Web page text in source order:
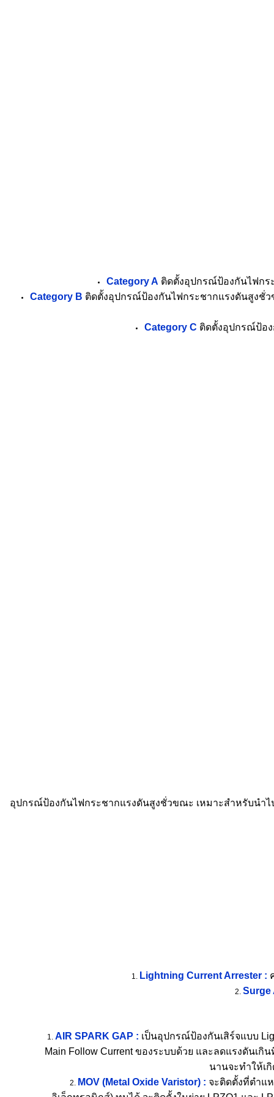
Category A ติดตั้งอุปกรณ์ป้องกันไฟกร
Category B ติดตั้งอุปกรณ์ป้องกันไฟกระชากแรงดันสูงชั่ว
Category C ติดตั้งอุปกรณ์ป้อง
อุปกรณ์ป้องกันไฟกระชากแรงดันสูงชั่วขณะ เหมาะสำหรับนำ
Lightning Current Arrester :
Surge
AIR SPARK GAP : เป็นอุปกรณ์ป้องกันเสิร์จแบบ
Main Follow Current ของระบบด้วย และลดแรงดันเ
นานจะทำให้เ
MOV (Metal Oxide Varistor) : จะติดตั้งที่ตำแ